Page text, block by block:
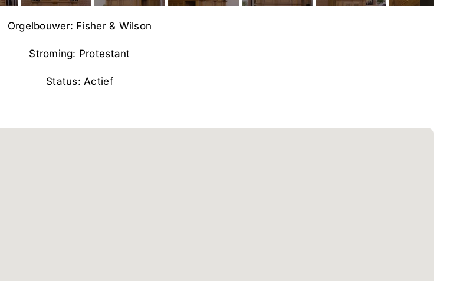
Orgelbouwer: Fisher & Wilson
Stroming: Protestant
Status: Actief